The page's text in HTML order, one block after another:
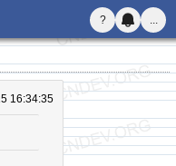
? ...
16:34:35